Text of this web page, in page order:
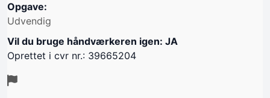
Opgave:
Udvendig
Vil du bruge håndværkeren igen: JA
Oprettet i cvr nr.: 39665204